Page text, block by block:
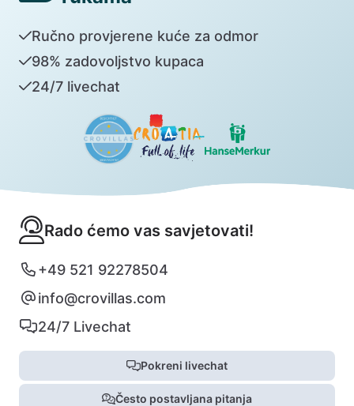
Ručno provjerene kuće za odmor
98% zadovoljstvo kupaca
24/7 livechat
Rado ćemo vas savjetovati!
+49 521 92278504
info@crovillas.com
24/7 Livechat
Pokreni livechat
Često postavljana pitanja